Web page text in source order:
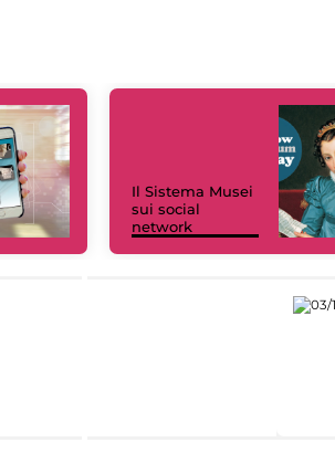
Il Sistema Musei
sui social
network